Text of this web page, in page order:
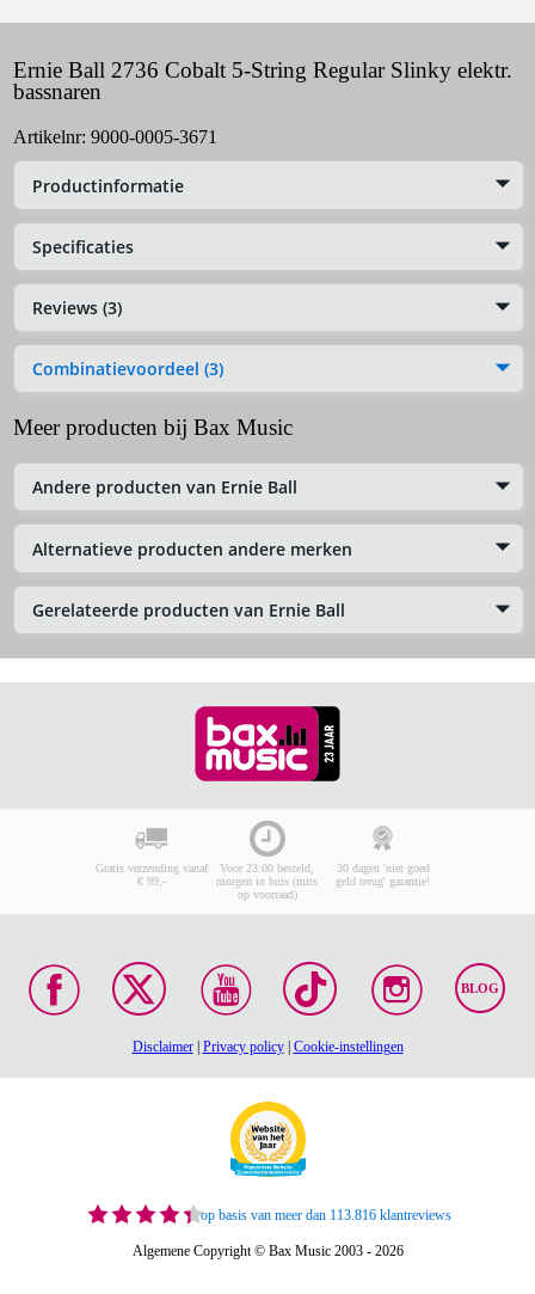
Ernie Ball 2736 Cobalt 5-String Regular Slinky elektr.
bassnaren
Artikelnr: 9000-0005-3671
Productinformatie
Specificaties
Reviews (3)
Combinatievoordeel (3)
Meer producten bij Bax Music
Andere producten van Ernie Ball
Alternatieve producten andere merken
Gerelateerde producten van Ernie Ball
Gratis verzending vanaf
€ 99,-
Voor 23:00 besteld,
morgen in huis (mits
op voorraad)
30 dagen 'niet goed
geld terug' garantie!
BLOG
Disclaimer| Privacy policy| Cookie-instellingen
op basis van meer dan 113.816 klantreviews
Algemene Copyright © Bax Music 2003 - 2026